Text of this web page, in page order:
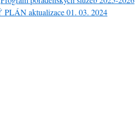
aktualizace 01. 03. 2024